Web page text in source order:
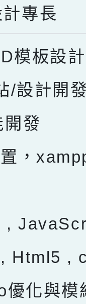
計專長
模板設計
/設計開
發
，
,
Html5 ,
化與模